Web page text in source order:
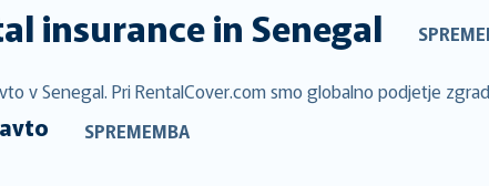
insurance inSenegal
v Senegal. Pri RentalCover.com smo globalno podjetje
avto SPREMEMBA